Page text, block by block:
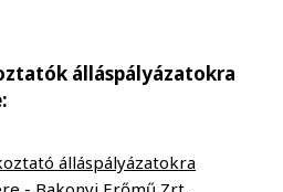
álláspályázatokra
álláspályázatokra